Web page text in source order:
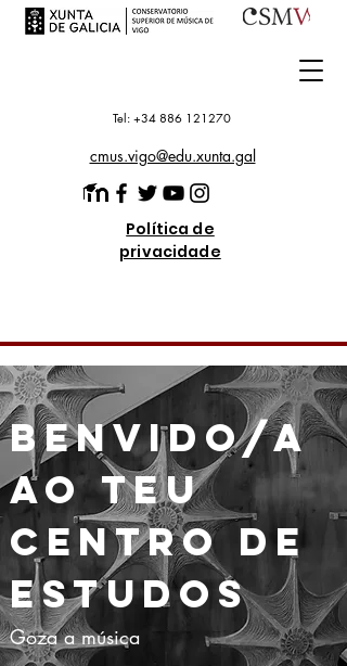
Tel: +34 886 121270
cmus.vigo@edu.xunta.gal
Política de
privacidade
BENVIDO/A
AO TEU
CENTRO DE
ESTUDOS
Goza a música